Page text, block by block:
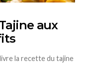
aux
la recette du tajine